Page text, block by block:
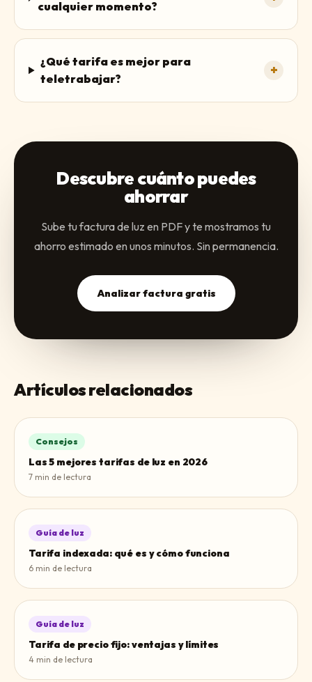
cualquier momento?
¿Qué tarifa es mejor para
teletrabajar?
+
Descubre cuánto puedes
ahorrar
Sube tu factura de luz en PDF y te mostramos tu
ahorro estimado en unos minutos. Sin permanencia.
Analizar factura gratis
Artículos relacionados
Consejos
Las 5 mejores tarifas de luz en 2026
7 min de lectura
Guía de luz
Tarifa indexada: qué es y cómo funciona
6 min de lectura
Guía de luz
Tarifa de precio fijo: ventajas y límites
4 min de lectura